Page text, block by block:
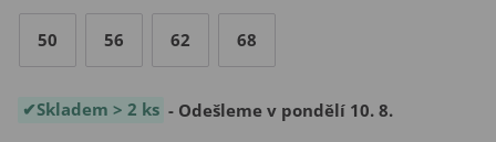
50 56 62 68
Skladem > 2 ks - Odešleme v pondělí 10. 8.